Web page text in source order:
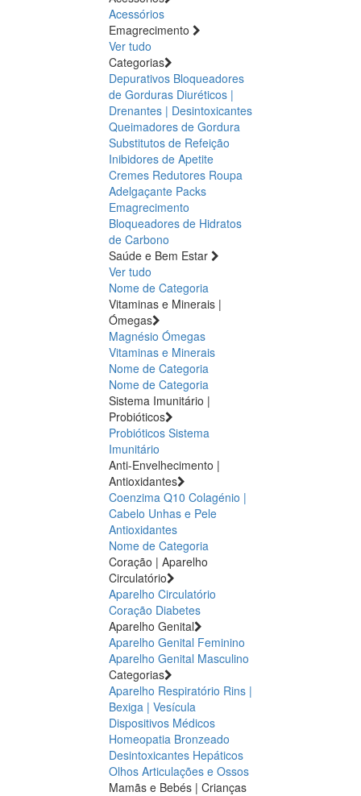
Acessórios
Emagrecimento
Ver tudo
Categorias
Depurativos Bloqueadores
de Gorduras Diuréticos |
Drenantes | Desintoxicantes
Queimadores de Gordura
Substitutos de Refeição
Inibidores de Apetite
Cremes Redutores Roupa
Adelgaçante Packs
Emagrecimento
Bloqueadores de Hidratos
de Carbono
Saúde e Bem Estar
Ver tudo
Nome de Categoria
Vitaminas e Minerais |
Ómegas
Magnésio Ómegas
Vitaminas e Minerais
Nome de Categoria
Nome de Categoria
Sistema Imunitário |
Probióticos
Probióticos Sistema
Imunitário
Anti-Envelhecimento |
Antioxidantes
Coenzima Q10 Colagénio |
Cabelo Unhas e Pele
Antioxidantes
Nome de Categoria
Coração | Aparelho
Circulatório
Aparelho Circulatório
Coração Diabetes
Aparelho Genital
Aparelho Genital Feminino
Aparelho Genital Masculino
Categorias
Aparelho Respiratório Rins |
Bexiga | Vesícula
Dispositivos Médicos
Homeopatia Bronzeado
Desintoxicantes Hepáticos
Olhos Articulações e Ossos
Mamãs e Bebés | Crianças